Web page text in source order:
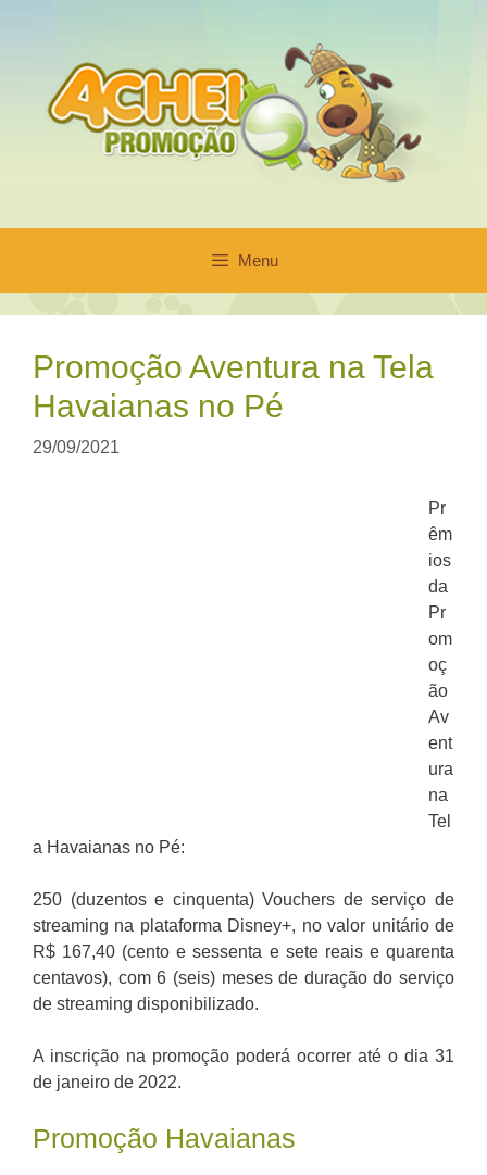
conteúdo
Menu
Promoção Aventura na Tela
Havaianas no Pé
29/09/2021
Pr
êm
ios
da
Pr
om
oç
ão
Av
ent
ura
na
Tel
a Havaianas no Pé:
250 (duzentos e cinquenta) Vouchers de serviço de
streaming na plataforma Disney+, no valor unitário de
R$ 167,40 (cento e sessenta e sete reais e quarenta
centavos), com 6 (seis) meses de duração do serviço
de streaming disponibilizado.
A inscrição na promoção poderá ocorrer até o dia 31
de janeiro de 2022.
Promoção Havaianas